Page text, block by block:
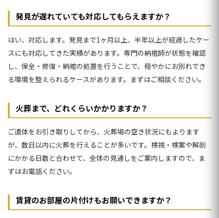
発見が遅れていても対応してもらえますか？
はい、対応します。発見まで1ヶ月以上、半年以上が経過したケー
スにも対応してきた実績があります。専門の納棺師が状態を確認
し、保全・修復・納棺の処置を行うことで、穏やかにお別れでき
る環境を整えられるケースがあります。まずはご相談ください。
火葬まで、どれくらいかかりますか？
ご遺体をお引き取りしてから、火葬場の空き状況にもよります
が、数日以内に火葬を行えることが多いです。検視・検案や解剖
にかかる日数と合わせて、全体の見通しをご案内しますので、ま
ずはお電話ください。
賃貸のお部屋の片付けもお願いできますか？